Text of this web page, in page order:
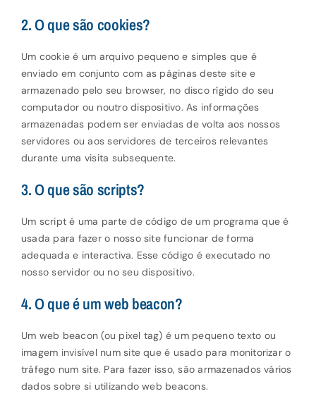
2. O que são cookies?
Um cookie é um arquivo pequeno e simples que é
enviado em conjunto com as páginas deste site e
armazenado pelo seu browser, no disco rígido do seu
computador ou noutro dispositivo. As informações
armazenadas podem ser enviadas de volta aos nossos
servidores ou aos servidores de terceiros relevantes
durante uma visita subsequente.
3. O que são scripts?
Um script é uma parte de código de um programa que é
usada para fazer o nosso site funcionar de forma
adequada e interactiva. Esse código é executado no
nosso servidor ou no seu dispositivo.
4. O que é um web beacon?
Um web beacon (ou pixel tag) é um pequeno texto ou
imagem invisível num site que é usado para monitorizar o
tráfego num site. Para fazer isso, são armazenados vários
dados sobre si utilizando web beacons.